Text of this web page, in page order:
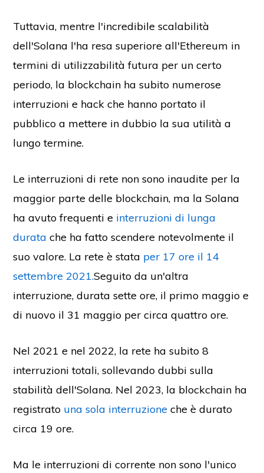
Tuttavia, mentre l'incredibile scalabilità
dell'Solana l'ha resa superiore all'Ethereum in
termini di utilizzabilità futura per un certo
periodo, la blockchain ha subito numerose
interruzioni e hack che hanno portato il
pubblico a mettere in dubbio la sua utilità a
lungo termine.
Le interruzioni di rete non sono inaudite per la
maggior parte delle blockchain, ma la Solana
ha avuto frequenti e interruzioni di lunga
durata che ha fatto scendere notevolmente il
suo valore. La rete è stata per 17 ore il 14
settembre 2021.Seguito da un'altra
interruzione, durata sette ore, il primo maggio e
di nuovo il 31 maggio per circa quattro ore.
Nel 2021 e nel 2022, la rete ha subito 8
interruzioni totali, sollevando dubbi sulla
stabilità dell'Solana. Nel 2023, la blockchain ha
registrato una sola interruzione che è durato
circa 19 ore.
Ma le interruzioni di corrente non sono l'unico